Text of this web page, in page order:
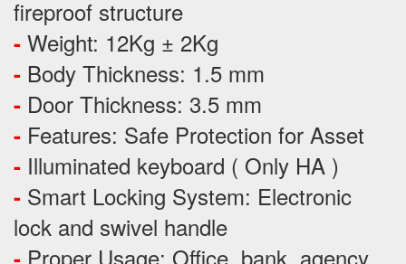
fireproof structure
- Weight: 12Kg ± 2Kg
- Body Thickness: 1.5 mm
- Door Thickness: 3.5 mm
- Features: Safe Protection for Asset
- Illuminated keyboard ( Only HA )
- Smart Locking System: Electronic
lock and swivel handle
- Proper Usage: Office, bank, agency,